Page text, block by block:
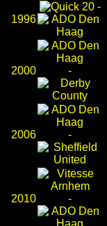
1996
-
2000 -
2006 -
2010 -